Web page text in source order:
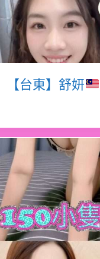
【台東】舒妍